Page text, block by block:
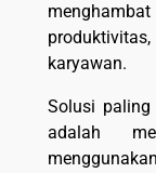
karyawan.
Solusi
adalah